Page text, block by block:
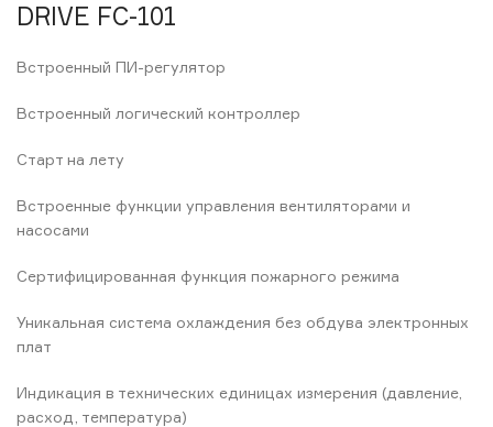
DRIVE FC-101
Встроенный ПИ-регулятор
Встроенный логический контроллер
Старт на лету
Встроенные функции управления вентиляторами и
насосами
Сертифицированная функция пожарного режима
Уникальная система охлаждения без обдува электронных
плат
Индикация в технических единицах измерения (давление,
расход, температура)